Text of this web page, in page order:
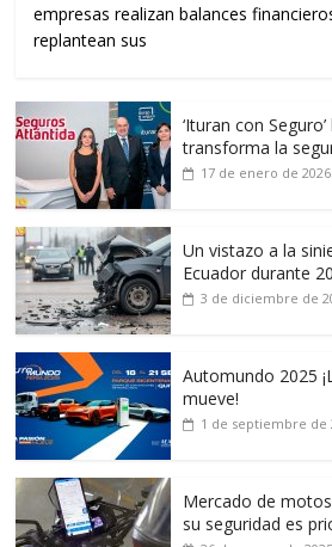
empresas realizan balances
replantean sus
‘Ituran con
transforma la
17 de enero de 2026
Un vistazo a la
Ecuador durante
3 de diciembre de
Automundo 2025
mueve!
1 de septiembre de
Mercado de
su seguridad es